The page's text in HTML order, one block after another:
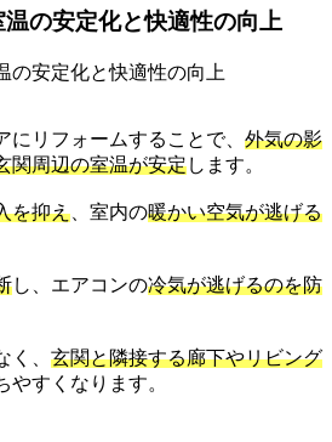
の安定化と快適性の向上
にリフォームすることで、 外気の影
関周辺の室温が安定します。
を抑え 、室内の暖かい空気が逃げる
し、エアコンの冷気が逃げるのを防
、 玄関と隣接する廊下やリビング
やすくなります。